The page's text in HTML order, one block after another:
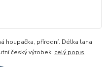
houpačka, přírodní. Délka lana
český výrobek. celý popis